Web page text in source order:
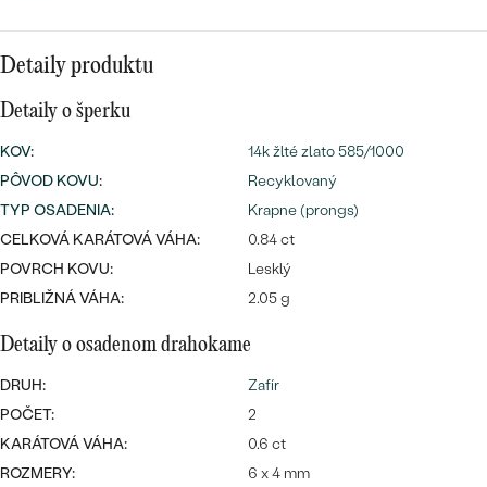
Najpredávanejšie
svadobné
obrúčky
DRAHOKAM
PODĽA MATERIÁLU
ZLATO
PLATINA
STRIEBRO
S LAB GROWN DIAMANTMI
PODĽA ŠTÝLU
PERSONALIZOVANÉ
PODĽA PRÍLEŽITOSTI
PODĽA FARBY
Detaily produktu
Detaily o šperku
KOV:
14k žlté zlato 585/1000
PÔVOD KOVU:
Recyklovaný
TYP OSADENIA:
Krapne (prongs)
CELKOVÁ KARÁTOVÁ VÁHA:
0.84 ct
POVRCH KOVU:
Lesklý
PRIBLIŽNÁ VÁHA:
2.05 g
Detaily o osadenom drahokame
DRUH:
Zafír
POČET:
2
KARÁTOVÁ VÁHA:
0.6 ct
ROZMERY:
6 x 4 mm